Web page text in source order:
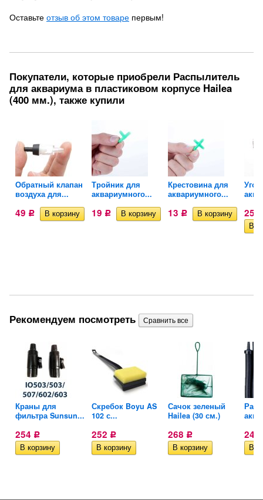
Оставьте отзыв об этом товаре первым!
Покупатели, которые приобрели Распылитель
для аквариума в пластиковом корпусе Hailea
(400 мм.), также купили
Обратный клапан
воздуха для...
49 Р
Тройник для
аквариумного...
19 Р
Крестовина для
аквариумного...
13 Р 255
Рекомендуем посмотреть
Краны для
фильтра Sunsun...
254 Р
Скребок Boyu AS
102 с...
252 Р
Сачок зеленый
Hailea (30 см.)
268 Р 244